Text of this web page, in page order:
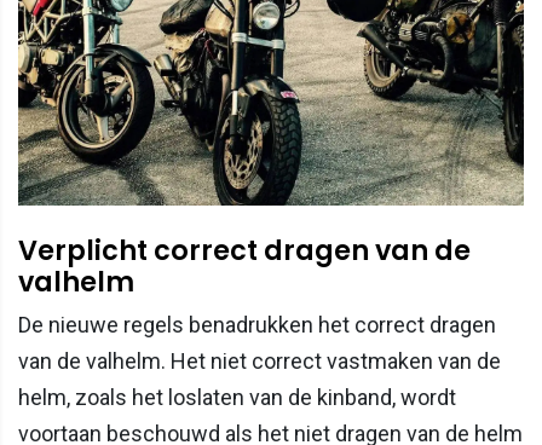
Verplicht correct dragen van de
valhelm
De nieuwe regels benadrukken het correct dragen
van de valhelm. Het niet correct vastmaken van de
helm, zoals het loslaten van de kinband, wordt
voortaan beschouwd als het niet dragen van de helm